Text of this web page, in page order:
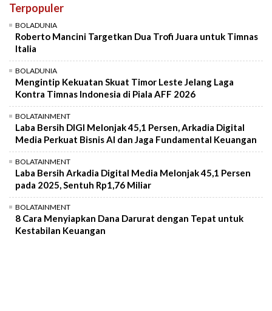
Terpopuler
BOLADUNIA
Roberto Mancini Targetkan Dua Trofi Juara untuk Timnas
Italia
BOLADUNIA
Mengintip Kekuatan Skuat Timor Leste Jelang Laga
Kontra Timnas Indonesia di Piala AFF 2026
BOLATAINMENT
Laba Bersih DIGI Melonjak 45,1 Persen, Arkadia Digital
Media Perkuat Bisnis AI dan Jaga Fundamental Keuangan
BOLATAINMENT
Laba Bersih Arkadia Digital Media Melonjak 45,1 Persen
pada 2025, Sentuh Rp1,76 Miliar
BOLATAINMENT
8 Cara Menyiapkan Dana Darurat dengan Tepat untuk
Kestabilan Keuangan